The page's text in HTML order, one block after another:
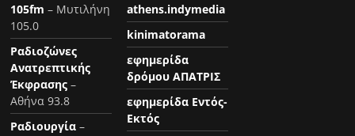
105fm – Μυτιλήνη
105.0
Ραδιοζώνες
Ανατρεπτικής
Έκφρασης –
Αθήνα 93.8
Ραδιουργία –
athens.indymedia
kinimatorama
εφημερίδα
δρόμου ΑΠΑΤΡΙΣ
εφημερίδα Εντός-
Εκτός